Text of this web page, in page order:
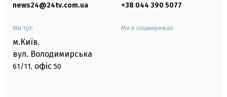
news24@24tv.com.ua +38 044 390 5077
Ми тут:
м.Київ,
вул. Володимирська
61/11, офіс 50
Ми в соцмережах: